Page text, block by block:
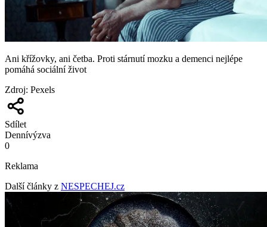
Ani křížovky, ani četba. Proti stárnutí mozku a demenci nejlépe
pomáhá sociální život
Zdroj: Pexels
Sdílet
Dennívýzva
0
Reklama
Další články z NESPECHEJ.cz